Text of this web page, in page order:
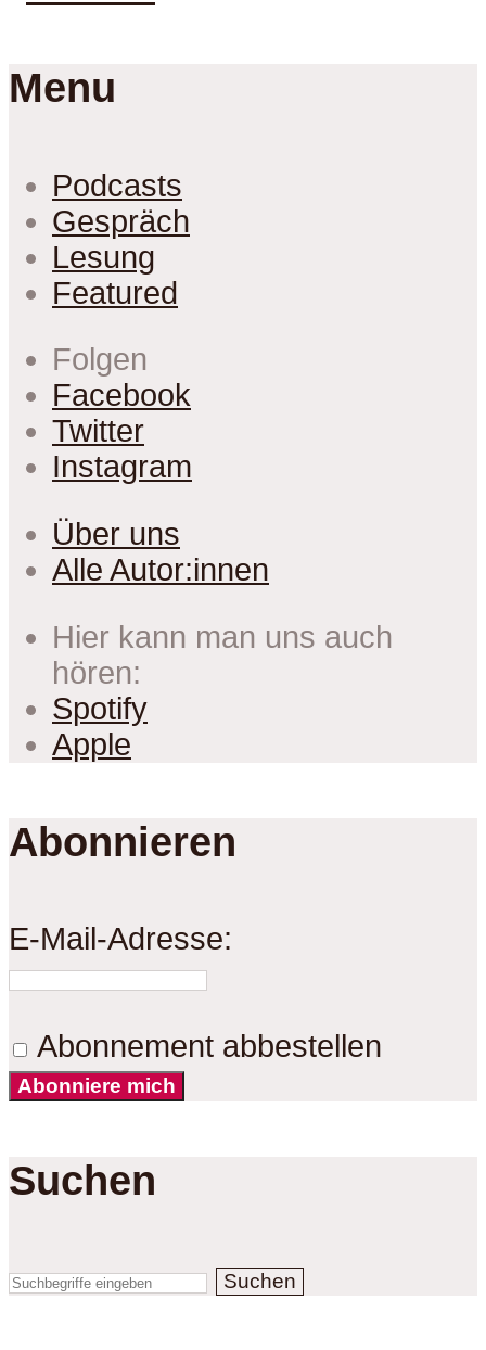
Menu
Podcasts
Gespräch
Lesung
Featured
Folgen
Facebook
Twitter
Instagram
Über uns
Alle Autor:innen
Hier kann man uns auch
hören:
Spotify
Apple
Abonnieren
E-Mail-Adresse:
Abonnement abbestellen
Abonniere mich
Suchen
Suchen